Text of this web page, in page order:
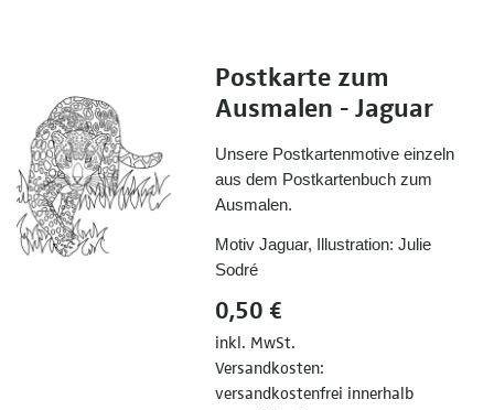
Postkarte zum
Ausmalen - Jaguar
Unsere Postkartenmotive einzeln
aus dem Postkartenbuch zum
Ausmalen.
Motiv Jaguar, Illustration: Julie
Sodré
0,50 €
inkl. MwSt.
Versandkosten:
versandkostenfrei innerhalb